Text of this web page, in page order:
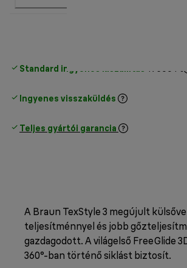
Standard ingyenes kiszállítás 17500 Ft
Ingyenes visszaküldés
Teljes gyártói garancia
A Braun TexStyle 3 megújult
teljesítménnyel és jobb
gazdagodott. A világelső FreeGlide
360°-ban történő siklást biztosít.